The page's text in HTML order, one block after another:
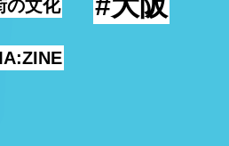
の文化